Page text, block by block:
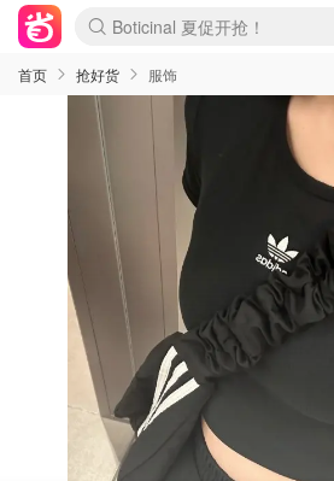
Boticinal 夏促开抢！
4折！lulu周四疯狂上新
还没结束！&OtherStories大促
Joybuy变相75折 随时失效
速领！Stanley独家85折
疑似霸哥！Camper额外叠85折
Zalando 奥莱闪促！每日更新
Moncler反季囤！5折起+叠9折
Coach Brooklyn仅€192
首页 抢好货 服饰